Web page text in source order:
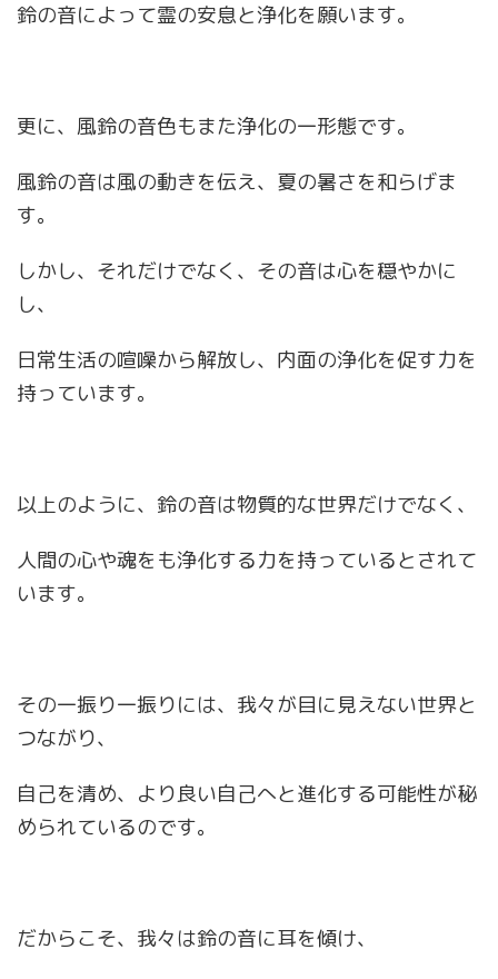
鈴の音によって霊の安息と浄化を願います。
更に、風鈴の音色もまた浄化の一形態です。
風鈴の音は風の動きを伝え、夏の暑さを和らげま
す。
しかし、それだけでなく、その音は心を穏やかに
し、
日常生活の喧噪から解放し、内面の浄化を促す力を
持っています。
以上のように、鈴の音は物質的な世界だけでなく、
人間の心や魂をも浄化する力を持っているとされて
います。
その一振り一振りには、我々が目に見えない世界と
つながり、
自己を清め、より良い自己へと進化する可能性が秘
められているのです。
だからこそ、我々は鈴の音に耳を傾け、